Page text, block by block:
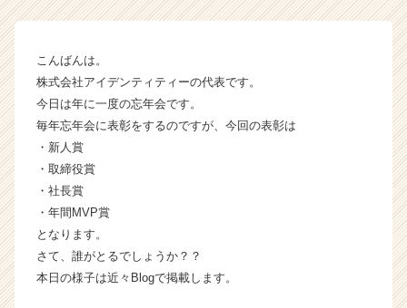
の
ム
イ
ン】
成
長
こんばんは。
株式会社アイデンティティーの代表です。
今日は年に一度の忘年会です。
毎年忘年会に表彰をするのですが、今回の表彰は
・新人賞
・取締役賞
・社長賞
・年間MVP賞
となります。
さて、誰がとるでしょうか？？
本日の様子は近々Blogで掲載します。